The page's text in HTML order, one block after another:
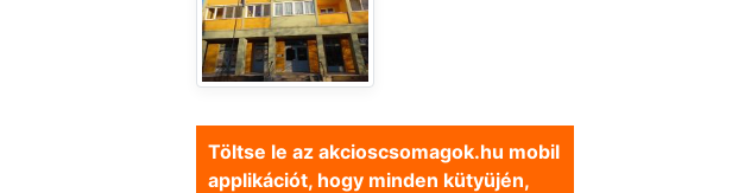
Töltse le az akcioscsomagok.hu mobil
applikációt, hogy minden kütyüjén,